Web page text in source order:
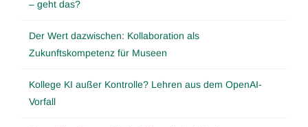
– geht das?
Der Wert dazwischen: Kollaboration als
Zukunftskompetenz für Museen
Kollege KI außer Kontrolle? Lehren aus dem OpenAI-
Vorfall